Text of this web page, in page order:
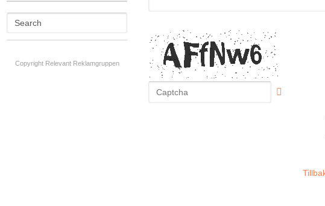
Copyright Relevant Reklamgruppen